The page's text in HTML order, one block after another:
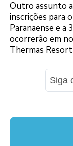
Outro assunto
inscrições para
Paranaense e a
ocorrerão em
Thermas
Siga